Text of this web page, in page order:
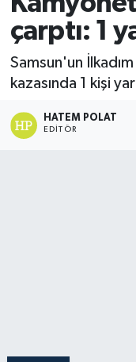
çarptı: 1
Samsun'un
kazasında 1 kişi
HATEM POLAT
EDITÖR
Haber Arşivi